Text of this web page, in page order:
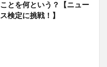
ことを何という？【ニュー
ス検定に挑戦！】